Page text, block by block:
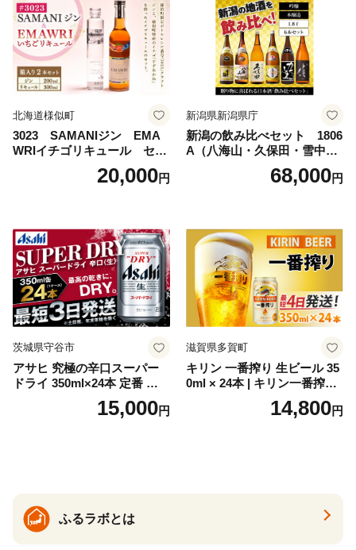
フト 内祝い 茨城県守谷市 送
料無料
北海道様似町
3023 SAMANIジン EMA
WRIイチゴリキュール セッ
ト（箱入り）【大人の味 酒
お酒 洋酒 スピリッツ クラフ
セット 詰め合わせ カクテル
ソーダ割り アルコール ロッ
ク ソーダ ジントニック 】
20,000円
新潟県新潟県庁
新潟の飲み比べセット 1806
A（八海山・久保田・雪中
梅・越乃寒梅・かたふね・千
68,000円
茨城県守谷市
アサヒ 究極の辛口スーパー
ドライ 350ml×24本 定番 ビー
ル 缶ビール 酒 お酒 アルコー
15,000円
滋賀県多賀町
キリン 一番搾り 生ビール 35
0ml × 24本 | キリン一番搾り
キリンビール 一番搾り ビー
ル 24缶 きりんいちばんしぼ
14,800円
ふるラボとは